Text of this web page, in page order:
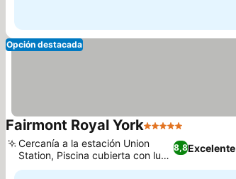
Opción destacada
Fairmont Royal York5 Estrellas
8,8Excelente
Cercanía a la estación Union
Station, Piscina cubierta con luz
natural